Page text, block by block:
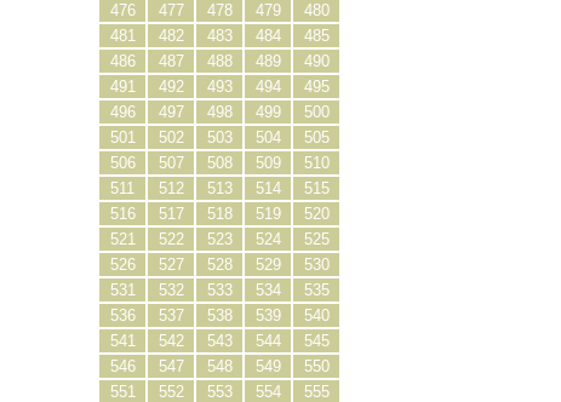
476
477 478 479
480
481
482 483 484
485
486
487 488 489
490
491
492 493 494
495
496
497 498 499
500
501
502 503 504
505
506
507 508 509
510
511
512 513 514
515
516
517 518 519
520
521
522 523 524
525
526
527 528 529
530
531
532 533 534
535
536
537 538 539
540
541
542 543 544
545
546
547 548 549
550
551
552 553 554
555